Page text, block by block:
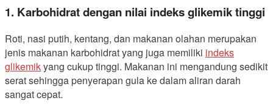
1. Karbohidrat dengan nilai indeks glikemik tinggi
Roti, nasi putih, kentang, dan makanan olahan merupakan
jenis makanan karbohidrat yang juga memiliki indeks
glikemikyang cukup tinggi. Makanan ini mengandung sedikit
serat sehingga penyerapan gula ke dalam aliran darah
sangat cepat.